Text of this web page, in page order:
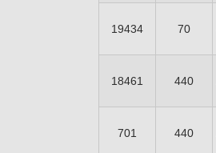
19434 70
18461 440
701 440